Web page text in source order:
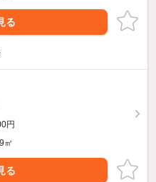
る
円
㎡
る